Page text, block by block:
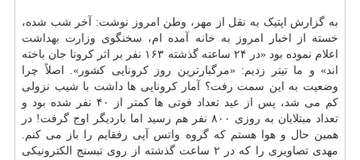
به گزارش اپتیک به نقل از مهر، وطن امروز نوشت: آخر شب شده،
خسته از اخبار امروز به خانه آمده ام، سخنگوی وزارت بهداشت
اعلام نموده بود «در ۲۴ ساعته گذشته ۱۶۳ نفر بر اثر کرونا جان باخته
اند» و ما تیتر زدیم: «مرگبارترین روز کرونایی کشور». اصلاً چرا
وضعیت به این سمت رفت؟ آمار کرونایی ها داشت با شیب نزولی
کم می شد، پس از عید تعداد فوتی ها کمتر از ۴۰ نفر شده بود و
تعداد مبتلایان به روزی ۸۰۰ نفر هم رسید اما باردیگر اوج گرفت! در
همین حال و هوا هستم که گروه واتس آپی رفقایم را باز می کنم.
مهدی تصاویری را که در ۲ ساعت گذشته از روی تب‏سنج الکترونیکی